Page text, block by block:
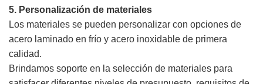
5. Personalización de materiales
Los materiales se pueden personalizar con opciones de
acero laminado en frío y acero inoxidable de primera
calidad.
Brindamos soporte en la selección de materiales para